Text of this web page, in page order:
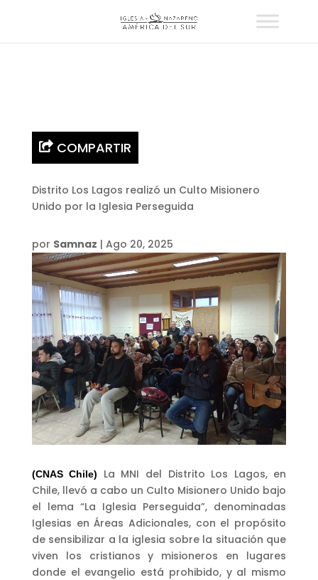
COMPARTIR
Distrito Los Lagos realizó un Culto Misionero
Unido por la Iglesia Perseguida
por Samnaz | Ago 20, 2025
(CNAS Chile) La MNI del Distrito Los Lagos, en
Chile, llevó a cabo un Culto Misionero Unido bajo
el lema “La Iglesia Perseguida”, denominadas
Iglesias en Áreas Adicionales, con el propósito
de sensibilizar a la iglesia sobre la situación que
viven los cristianos y misioneros en lugares
donde el evangelio está prohibido, y al mismo